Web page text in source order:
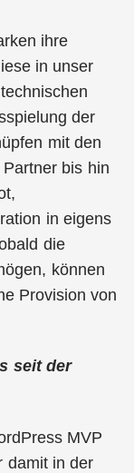
ihre
in unser
der
mit den
bis hin
in eigens
die
können
Provision von
seit der
MVP
damit in der